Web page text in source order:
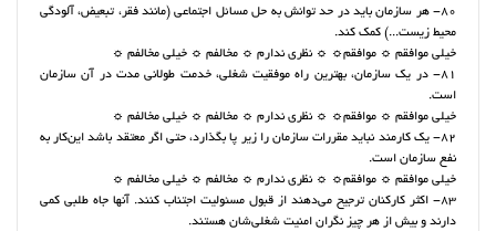
80- هر سازمان باید در حد توانش به حل مسائل اجتماعی (مانند فقر، تبعیض، آلودگی
محیط زیست...) کمک کند.
خیلی موافقم ☼ موافقم☼ ☼ نظری ندارم ☼ مخالفم ☼ خیلی مخالفم ☼
81- در یک سازمان، بهترین راه موفقیت شغلی، خدمت طولانی مدت در آن سازمان
است.
خیلی موافقم ☼ موافقم☼ ☼ نظری ندارم ☼ مخالفم ☼ خیلی مخالفم ☼
82- یک کارمند نباید مقررات سازمان را زیر پا بگذارد، حتی اگر معتقد باشد این‌کار به
نفع سازمان است.
خیلی موافقم ☼ موافقم☼ ☼ نظری ندارم ☼ مخالفم ☼ خیلی مخالفم ☼
83- اکثر کارکنان ترجیح می‌دهند از قبول مسئولیت اجتناب کنند. آنها جاه طلبی کمی
دارند و بیش از هر چیز نگران امنیت شغلی‌شان هستند.